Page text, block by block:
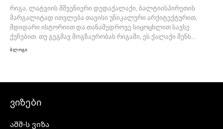
რიგა, ლატვიის მშვენიერი დედაქალაქი, ბალტიისპირეთის
მარგალიტად ითვლება თავისი უნიკალური არქიტექტურით,
მდიდარი ისტორიით და თანამედროვე სიცოცხლით სავსე
ქუჩებით. თუ გეგმავ მოგზაურობას რიგაში, ეს ქალაქი შენს...
ბლოგი
ვიზები
აშშ-ს ვიზა